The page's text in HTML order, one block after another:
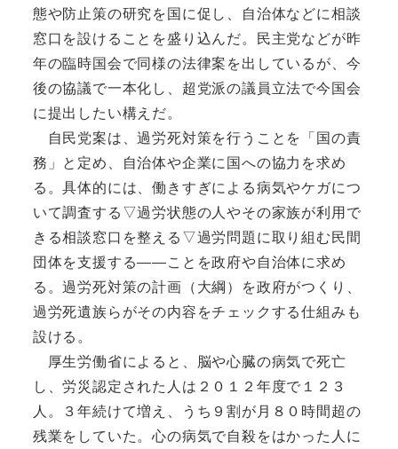
態や防止策の研究を国に促し、自治体などに相談
窓口を設けることを盛り込んだ。民主党などが昨
年の臨時国会で同様の法律案を出しているが、今
後の協議で一本化し、超党派の議員立法で今国会
に提出したい構えだ。
自民党案は、過労死対策を行うことを「国の責
務」と定め、自治体や企業に国への協力を求め
る。具体的には、働きすぎによる病気やケガにつ
いて調査する▽過労状態の人やその家族が利用で
きる相談窓口を整える▽過労問題に取り組む民間
団体を支援する――ことを政府や自治体に求め
る。過労死対策の計画（大綱）を政府がつくり、
過労死遺族らがその内容をチェックする仕組みも
設ける。
厚生労働省によると、脳や心臓の病気で死亡
し、労災認定された人は２０１２年度で１２３
人。３年続けて増え、うち９割が月８０時間超の
残業をしていた。心の病気で自殺をはかった人に